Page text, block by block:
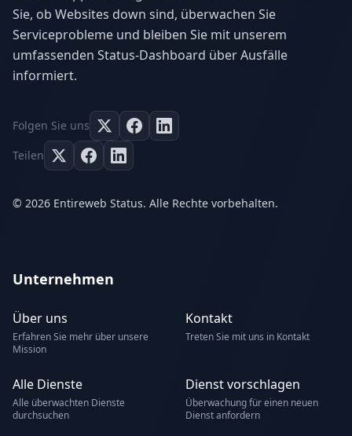
Sie, ob Websites down sind, überwachen Sie
Serviceprobleme und bleiben Sie mit unserem
umfassenden Status-Dashboard über Ausfälle
informiert.
Folgen Sie uns
Teilen
© 2026 Entireweb Status. Alle Rechte vorbehalten.
Unternehmen
Über uns
Erfahren Sie mehr über unsere
Mission
Kontakt
Treten Sie mit uns in Kontakt
Alle Dienste
Alle überwachten Dienste
durchsuchen
Dienst vorschlagen
Überwachung für einen neuen
Dienst anfordern